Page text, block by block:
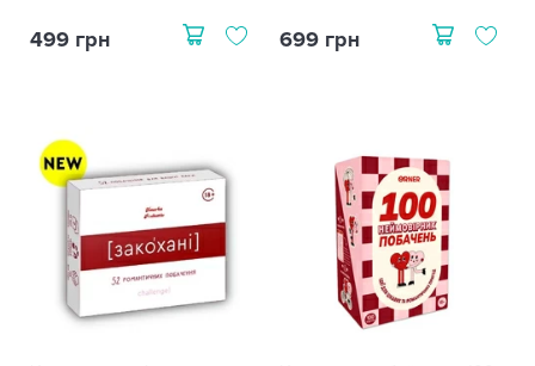
499 грн 699 грн